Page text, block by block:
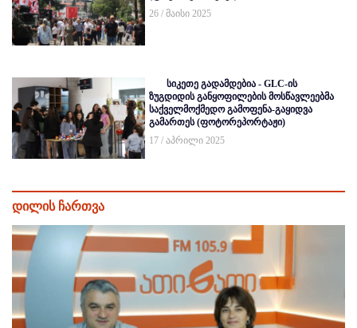
26 / მაისი 2025
სიკეთე გადამდებია - GLC-ის
ზუგდიდის განყოფილების მოსწავლეებმა
საქველმოქმედო გამოფენა-გაყიდვა
გამართეს (ფოტორეპორტაჟი)
17 / აპრილი 2025
დილის ჩართვა